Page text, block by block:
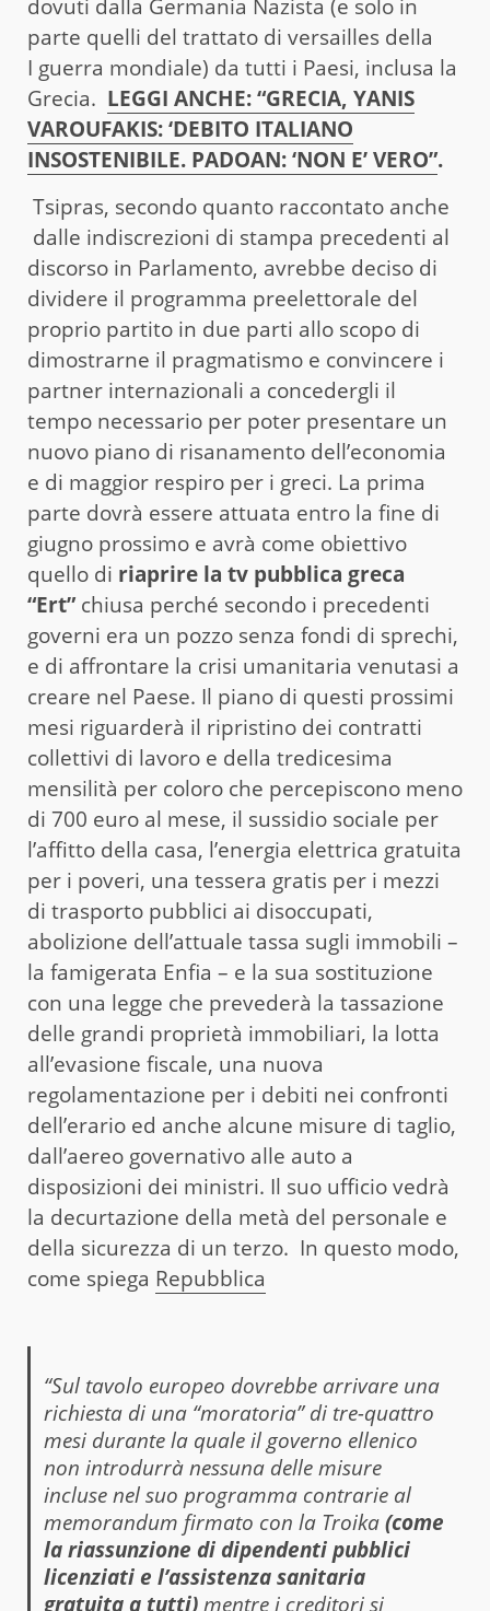
dovuti dalla Germania Nazista (e solo in
parte quelli del trattato di versailles della
I guerra mondiale) da tutti i Paesi, inclusa la
Grecia. LEGGI ANCHE: “GRECIA, YANIS
VAROUFAKIS: ‘DEBITO ITALIANO
INSOSTENIBILE. PADOAN: ‘NON E’ VERO”.
Tsipras, secondo quanto raccontato anche
dalle indiscrezioni di stampa precedenti al
discorso in Parlamento, avrebbe deciso di
dividere il programma preelettorale del
proprio partito in due parti allo scopo di
dimostrarne il pragmatismo e convincere i
partner internazionali a concedergli il
tempo necessario per poter presentare un
nuovo piano di risanamento dell’economia
e di maggior respiro per i greci. La prima
parte dovrà essere attuata entro la fine di
giugno prossimo e avrà come obiettivo
quello di riaprire la tv pubblica greca
“Ert” chiusa perché secondo i precedenti
governi era un pozzo senza fondi di sprechi,
e di affrontare la crisi umanitaria venutasi a
creare nel Paese. Il piano di questi prossimi
mesi riguarderà il ripristino dei contratti
collettivi di lavoro e della tredicesima
mensilità per coloro che percepiscono meno
di 700 euro al mese, il sussidio sociale per
l’affitto della casa, l’energia elettrica gratuita
per i poveri, una tessera gratis per i mezzi
di trasporto pubblici ai disoccupati,
abolizione dell’attuale tassa sugli immobili –
la famigerata Enfia – e la sua sostituzione
con una legge che prevederà la tassazione
delle grandi proprietà immobiliari, la lotta
all’evasione fiscale, una nuova
regolamentazione per i debiti nei confronti
dell’erario ed anche alcune misure di taglio,
dall’aereo governativo alle auto a
disposizioni dei ministri. Il suo ufficio vedrà
la decurtazione della metà del personale e
della sicurezza di un terzo. In questo modo,
come spiega Repubblica
“Sul tavolo europeo dovrebbe arrivare una
richiesta di una “moratoria” di tre-quattro
mesi durante la quale il governo ellenico
non introdurrà nessuna delle misure
incluse nel suo programma contrarie al
memorandum firmato con la Troika(come
la riassunzione di dipendenti pubblici
licenziati e l’assistenza sanitaria
gratuita a tutti)mentre i creditori si